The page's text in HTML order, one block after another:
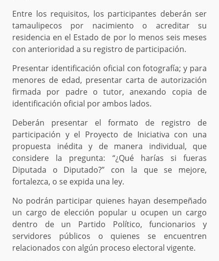
Entre los requisitos, los participantes deberán ser
tamaulipecos por nacimiento o acreditar su
residencia en el Estado de por lo menos seis meses
con anterioridad a su registro de participación.
Presentar identificación oficial con fotografía; y para
menores de edad, presentar carta de autorización
firmada por padre o tutor, anexando copia de
identificación oficial por ambos lados.
Deberán presentar el formato de registro de
participación y el Proyecto de Iniciativa con una
propuesta inédita y de manera individual, que
considere la pregunta: “¿Qué harías si fueras
Diputada o Diputado?” con la que se mejore,
fortalezca, o se expida una ley.
No podrán participar quienes hayan desempeñado
un cargo de elección popular u ocupen un cargo
dentro de un Partido Político, funcionarios y
servidores públicos o quienes se encuentren
relacionados con algún proceso electoral vigente.